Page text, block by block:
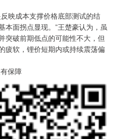
映成本支撑价格底部测试的结
本面拐点显现。”王楚豪认为，虽
突破前期低点的可能性不大，但
疲软，锂价短期内或持续震荡偏
保障